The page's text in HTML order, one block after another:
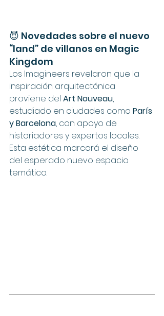
😈 Novedades sobre el nuevo
“land” de villanos en Magic
Kingdom
Los Imagineers revelaron que la
inspiración arquitectónica
proviene del Art Nouveau,
estudiado en ciudades como París
y Barcelona, con apoyo de
historiadores y expertos locales.
Esta estética marcará el diseño
del esperado nuevo espacio
temático.